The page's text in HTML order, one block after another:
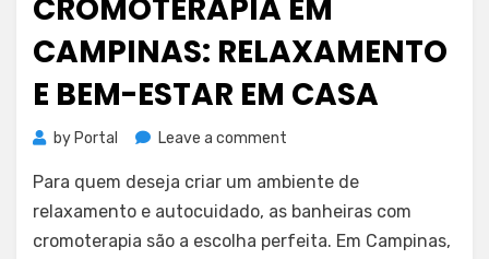
CROMOTERAPIA EM
CAMPINAS: RELAXAMENTO
E BEM-ESTAR EM CASA
by Portal Leave a comment
com
cromoterapia
em
Para quem deseja criar um ambiente de
relaxamento e autocuidado, as banheiras com
cromoterapia são a escolha perfeita. Em Campinas,